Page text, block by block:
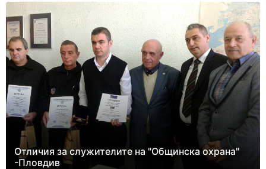
Отличия за служителите на "Общинска охрана"
-Пловдив